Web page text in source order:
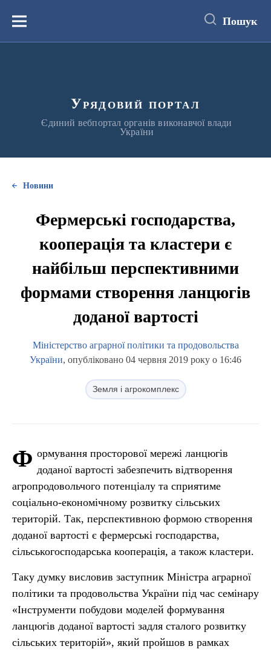
вмістуМеню Пошук
Урядовий портал
Єдиний вебпортал органів виконавчої влади
України
Новини
Фермерські господарства,
кооперація та кластери є
найбільш перспективними
формами створення ланцюгів
доданої вартості
Міністерство аграрної політики та продовольства
України, опубліковано 04 червня 2019 року о 16:46
Земля і агрокомплекс
Ф ормування просторової мережі ланцюгів
доданої вартості забезпечить відтворення
агропродовольчого потенціалу та сприятиме
соціально-економічному розвитку сільських
територій. Так, перспективною формою створення
доданої вартості є фермерські господарства,
сільськогосподарська кооперація, а також кластери.
Таку думку висловив заступник Міністра аграрної
політики та продовольства України під час семінару
«Інструменти побудови моделей формування
ланцюгів доданої вартості задля сталого розвитку
сільських територій», який пройшов в рамках